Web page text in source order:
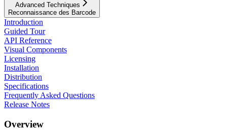
Advanced Techniques
Reconnaissance des Barcode
Introduction
Guided Tour
API Reference
Visual Components
Licensing
Installation
Distribution
Specifications
Frequently Asked Questions
Release Notes
Overview